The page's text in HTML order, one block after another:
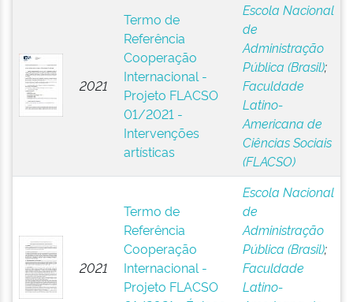
2021
Termo de
Referência
Cooperação
Internacional -
Projeto FLACSO
01/2021 -
Intervenções
artísticas
Escola Nacional
de
Administração
Pública (Brasil);
Faculdade
Latino-
Americana de
Ciências Sociais
(FLACSO)
2021
Termo de
Referência
Cooperação
Internacional -
Projeto FLACSO
Escola Nacional
de
Administração
Pública (Brasil);
Faculdade
Latino-